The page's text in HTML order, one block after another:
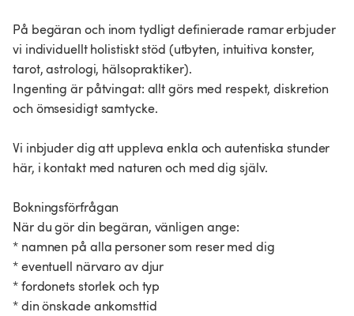
På begäran och inom tydligt definierade ramar erbjuder
vi individuellt holistiskt stöd (utbyten, intuitiva konster,
tarot, astrologi, hälsopraktiker).
Ingenting är påtvingat: allt görs med respekt, diskretion
och ömsesidigt samtycke.
Vi inbjuder dig att uppleva enkla och autentiska stunder
här, i kontakt med naturen och med dig själv.
Bokningsförfrågan
När du gör din begäran, vänligen ange:
* namnen på alla personer som reser med dig
* eventuell närvaro av djur
* fordonets storlek och typ
* din önskade ankomsttid